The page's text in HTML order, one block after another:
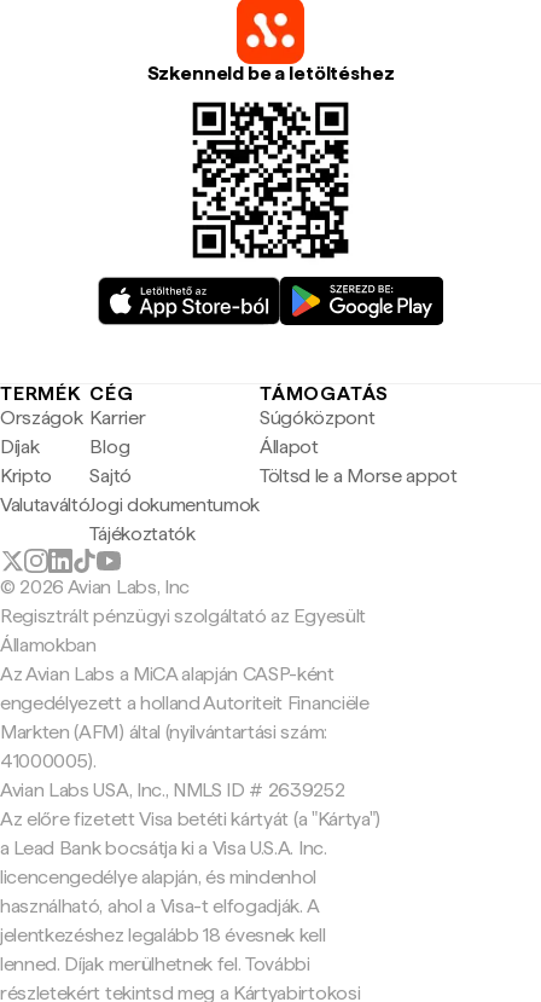
Szkenneld be a letöltéshez
TERMÉK
Országok
Díjak
Kripto
Valutaváltó
CÉG
Karrier
Blog
Sajtó
Jogi dokumentumok
Tájékoztatók
TÁMOGATÁS
Súgóközpont
Állapot
Töltsd le a Morse appot
© 2026 Avian Labs, Inc
Regisztrált pénzügyi szolgáltató az Egyesült
Államokban
Az Avian Labs a MiCA alapján CASP-ként
engedélyezett a holland Autoriteit Financiële
Markten (AFM) által (nyilvántartási szám:
41000005).
Avian Labs USA, Inc., NMLS ID # 2639252
Az előre fizetett Visa betéti kártyát (a "Kártya")
a Lead Bank bocsátja ki a Visa U.S.A. Inc.
licencengedélye alapján, és mindenhol
használható, ahol a Visa-t elfogadják. A
jelentkezéshez legalább 18 évesnek kell
lenned. Díjak merülhetnek fel. További
részletekért tekintsd meg a Kártyabirtokosi